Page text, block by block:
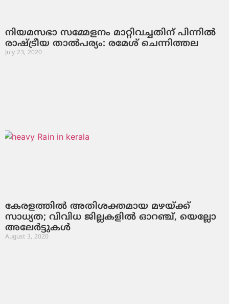
നിയമസഭാ സമ്മേളനം മാറ്റിവച്ചതിന് പിന്നില്‍
രാഷ്ട്രീയ താല്‍പര്യം: രമേശ് ചെന്നിത്തല
July 23, 2020
കേരളത്തിൽ അതിശക്തമായ മഴയ്ക്ക്
സാധ്യത; വിവിധ ജില്ലകളിൽ ഓറഞ്ച്, യെല്ലോ
അലേർട്ടുകൾ
August 3, 2020